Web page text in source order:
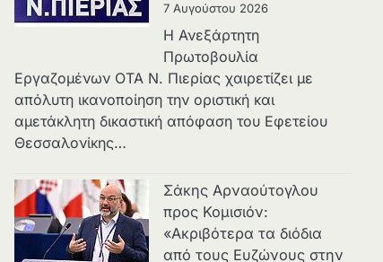
7 Αυγούστου 2026
Η Ανεξάρτητη
Πρωτοβουλία
Εργαζομένων ΟΤΑ Ν. Πιερίας χαιρετίζει με
απόλυτη ικανοποίηση την οριστική και
αμετάκλητη δικαστική απόφαση του Εφετείου
Θεσσαλονίκης…
Σάκης Αρναούτογλου
προς Κομισιόν:
«Ακριβότερα τα διόδια
από τους Ευζώνους στην